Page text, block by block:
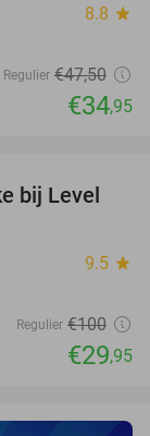
8.8 star
Regulier €47,50
€34,95
70%
bij Level
9.5 star
Regulier €100
€29,95